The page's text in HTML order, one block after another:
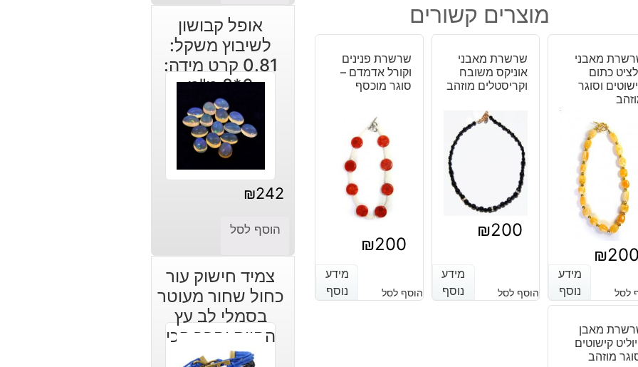
עיפרון
מאבן
עיטור
חתול
מוצרים קשורים
מאבני
כתום
וסוגר
₪200
מידע
נוסף
לסל
מידע
נוסף
שרשרת מאבני
אוניקס משובח
וקריסטלים מוזהב
₪200
מידע
נוסף
הוסף לסל
מידע
נוסף
שרשרת פנינים
וקורל אדמדם –
סוגר מוכסף
₪200
מידע
נוסף
הוסף לסל
מידע
נוסף
מאבן
קישוטים
מוזהב
אופל קבושון
לשיבוץ משקל:
0.81 קרט מידה:
6*8 מ"מ
₪242
הוסף לסל
צמיד חישוק עור
כחול שחור מעוטר
בסמלי לב עץ
החיים וחבר הכי
טוב